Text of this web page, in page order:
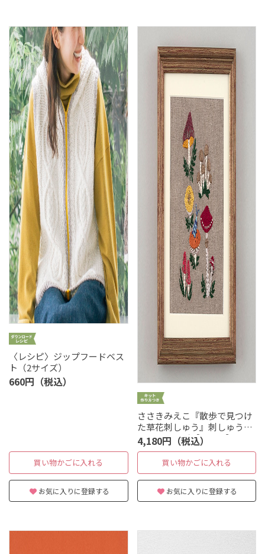
〈レシピ〉ジップフードベス
ト（2サイズ）
660円（税込）
買い物かごに入れる
お気に入りに登録する
ささきみえこ『散歩で見つけ
た草花刺しゅう』刺しゅうキ
ットシリーズ［キノコ］
4,180円（税込）
買い物かごに入れる
お気に入りに登録する